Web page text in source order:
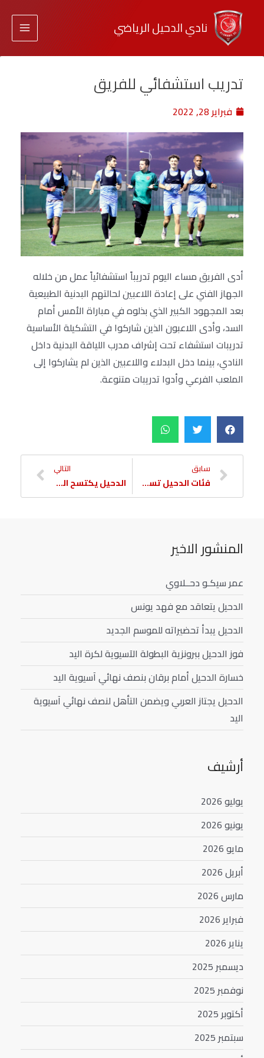
نادي الدحيل الرياضي
تدريب استشفائي للفريق
فبراير 28, 2022
أدى الفريق مساء اليوم تدريباً استشفائياً عمل من خلاله
الجهاز الفني على إعادة اللاعبين لحالتهم البدنية الطبيعية
بعد المجهود الكبير الذي بذلوه في مباراة الأمس أمام
السد، وأدى اللاعبون الذين شاركوا في التشكيلة الأساسية
تدريبات استشفاء تحت إشراف مدرب اللياقة البدنية داخل
النادي، بينما دخل البدلاء واللاعبين الذين لم يشاركوا إلى
الملعب الفرعي وأدوا تدريبات متنوعة.
سابق
فئات الدحيل تسحق الشحانية في الكأس
التالي
الدحيل يكتسح الشمال في دوري اليد
المنشور الاخير
عمر سيكـو دحــلاوي
الدحيل يتعاقد مع فهد يونس
الدحيل يبدأ تحضيراته للموسم الجديد
فوز الدحيل ببرونزية البطولة الآسيوية لكرة اليد
خسارة الدحيل أمام برقان بنصف نهائي آسيوية اليد
الدحيل يجتاز العربي ويضمن التأهل لنصف نهائي آسيوية
اليد
أرشيف
يوليو 2026
يونيو 2026
مايو 2026
أبريل 2026
مارس 2026
فبراير 2026
يناير 2026
ديسمبر 2025
نوفمبر 2025
أكتوبر 2025
سبتمبر 2025